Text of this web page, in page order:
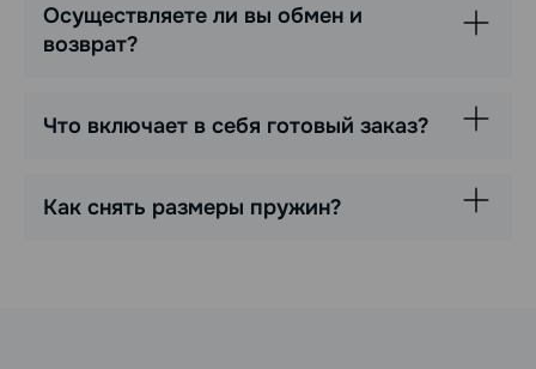
Осуществляете ли вы обмен и
возврат?
Что включает в себя готовый заказ?
Как снять размеры пружин?